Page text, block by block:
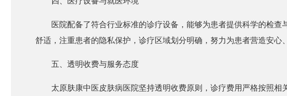
医院配备了符合行业标准的诊疗设备，能够为患者提供科学的检
舒适，注重患者的隐私保护，诊疗区域划分明确，努力为患者营造安心
五、透明收费与服务态度
太原肤康中医皮肤病医院坚持透明收费原则，诊疗费用严格按照相